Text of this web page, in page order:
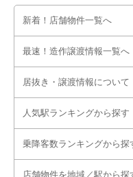
新着！店舗物件一覧へ
最速！造作譲渡情報一覧へ
居抜き・譲渡情報について
人気駅ランキングから探す
乗降客数ランキングから探
店舗物件を地域／駅から探